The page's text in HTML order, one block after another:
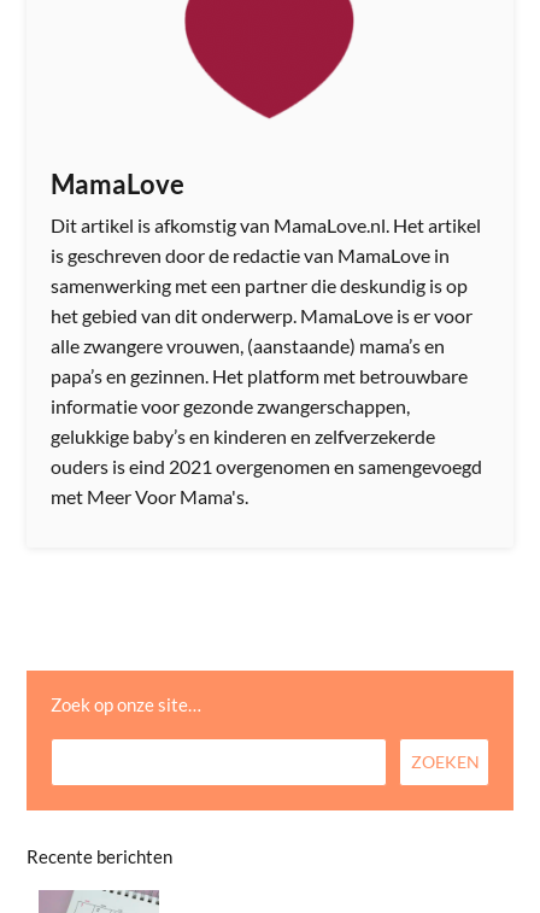
MamaLove
Dit artikel is afkomstig van MamaLove.nl. Het artikel
is geschreven door de redactie van MamaLove in
samenwerking met een partner die deskundig is op
het gebied van dit onderwerp. MamaLove is er voor
alle zwangere vrouwen, (aanstaande) mama’s en
papa’s en gezinnen. Het platform met betrouwbare
informatie voor gezonde zwangerschappen,
gelukkige baby’s en kinderen en zelfverzekerde
ouders is eind 2021 overgenomen en samengevoegd
met Meer Voor Mama's.
Zoek op onze site…
Recente berichten